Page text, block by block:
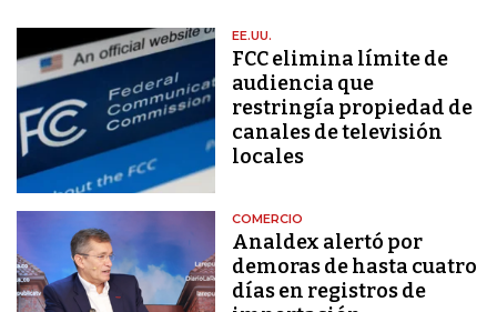
EE.UU.
FCC elimina límite de
audiencia que
restringía propiedad de
canales de televisión
locales
COMERCIO
Analdex alertó por
demoras de hasta cuatro
días en registros de